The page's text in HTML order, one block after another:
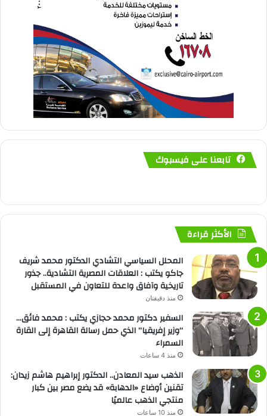
تابعنا على فيسبوك
الأكثر قراءة
المحلل السياسي التشادي الدكتور محمد شريف
جاكو يكتب : العلاقات المصرية التشادية.. جذور
تاريخية وآفاق واعدة للتعاون في المستقبل
منذ دقيقتان
السفير دكتور محمد حجازي يكتب : محمد فائق…
“وزير إفريقيا” الذي حمل رسالة القاهرة إلى القارة
السمراء
منذ 4 ساعات
الذهب سيد المعادن.. الدكتور إبراهيم هاشم زيدان:
تقنين أوضاع «الدهابة» قد يضع مصر بين كبار
منتجي الذهب عالميًا
منذ 10 ساعات